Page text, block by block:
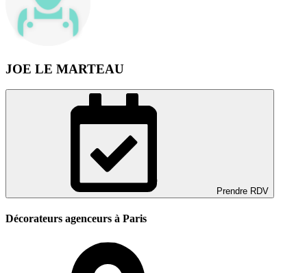
JOE LE MARTEAU
Prendre RDV
Décorateurs agenceurs à Paris